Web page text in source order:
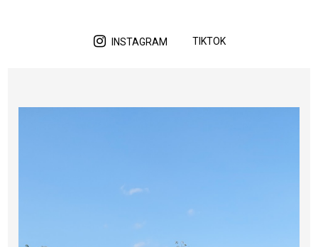
INSTAGRAM TIKTOK